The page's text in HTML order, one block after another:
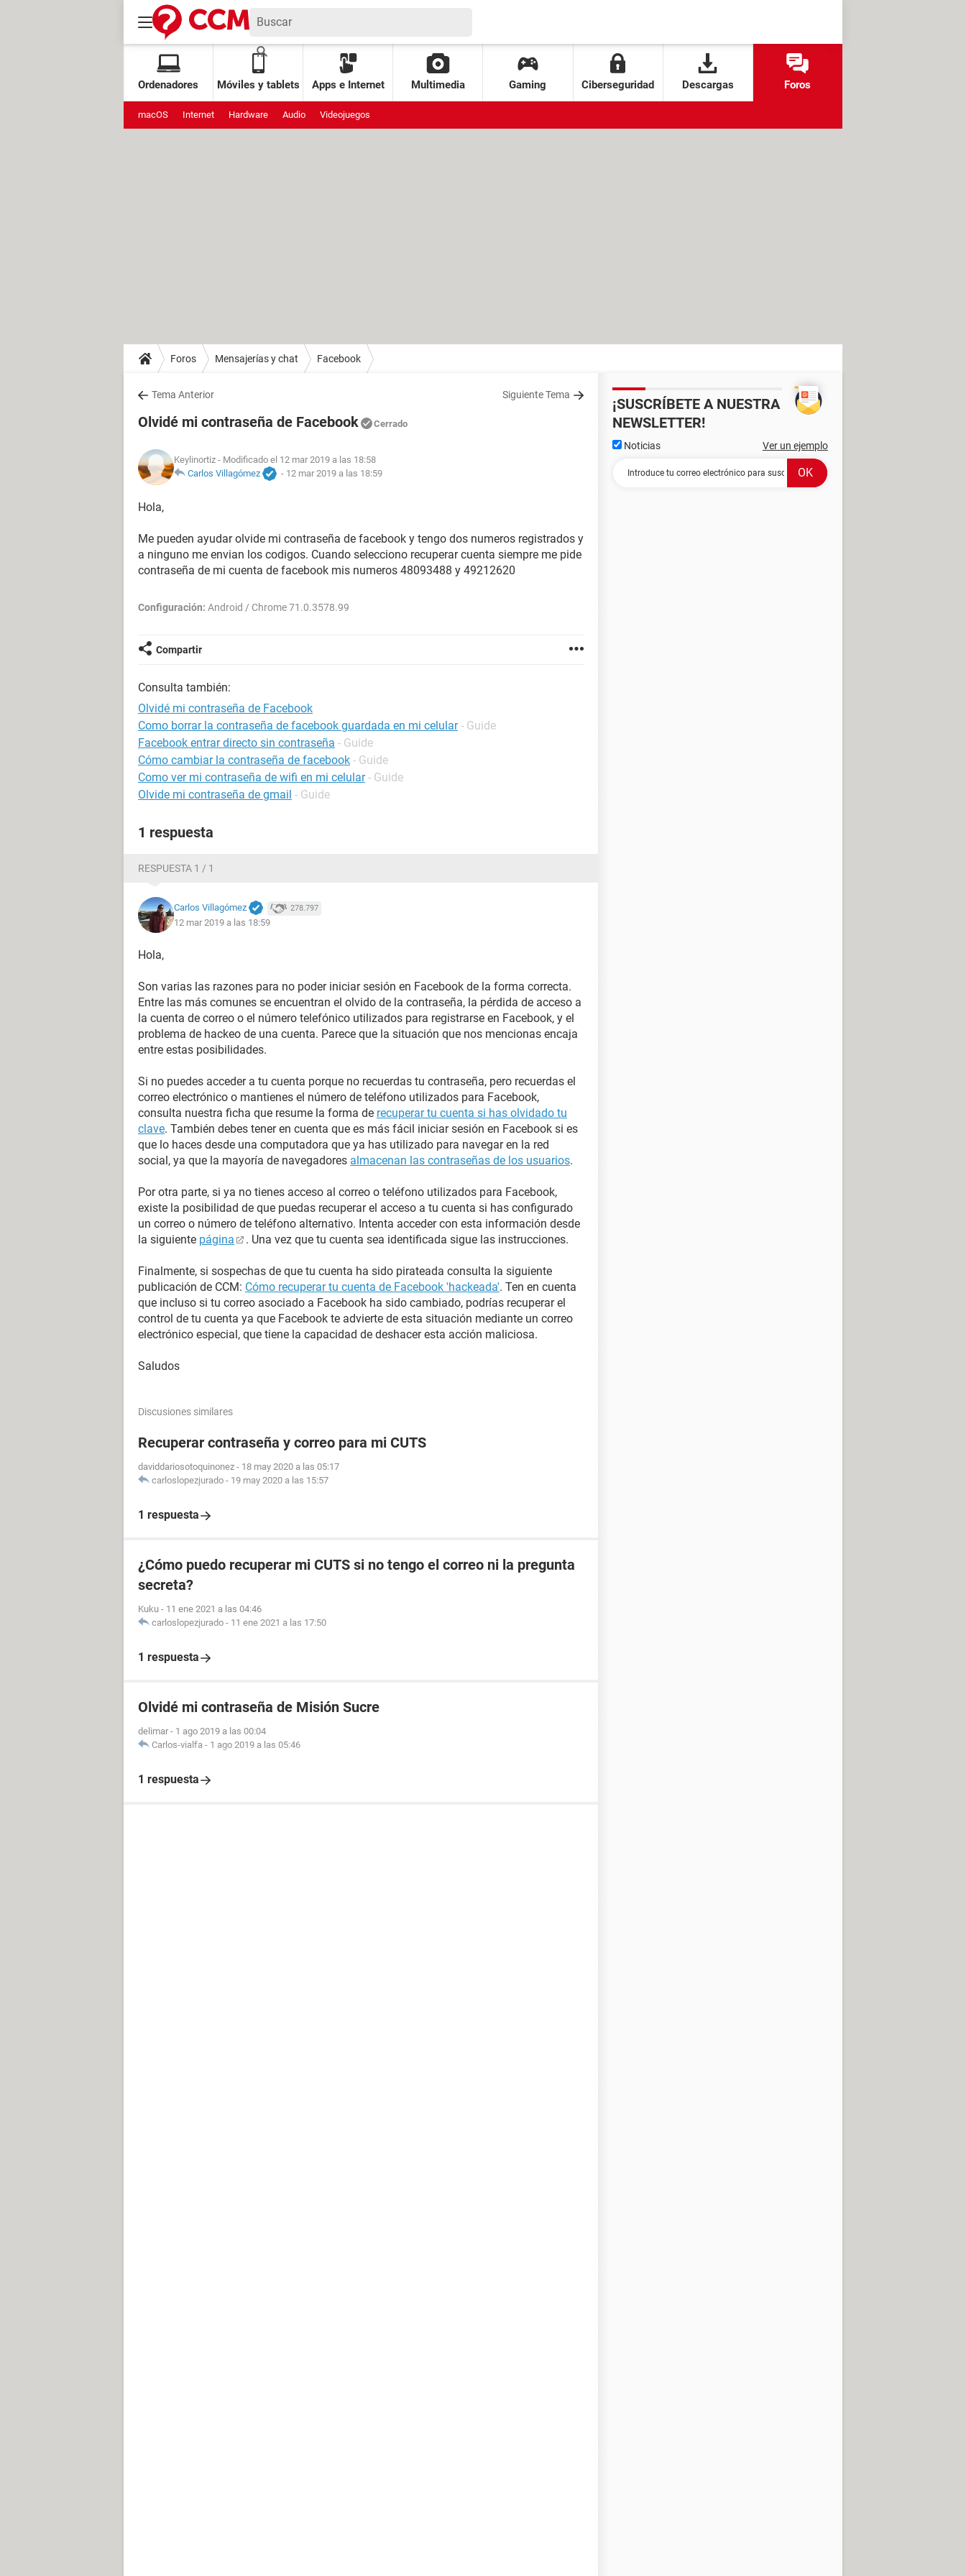
Ordenadores Móviles y tablets Apps e Internet Multimedia Gaming Ciberseguridad Descargas Foros
macOS Internet Hardware Audio Videojuegos
Foros Mensajerías y chat Facebook
Tema Anterior Siguiente Tema
Olvidé mi contraseña de Facebook Cerrado
Keylinortiz - Modificado el 12 mar 2019 a las 18:58
Carlos Villagómez
- 12 mar 2019 a las 18:59
Hola,
Me pueden ayudar olvide mi contraseña de facebook y tengo dos numeros registrados y
a ninguno me envian los codigos. Cuando selecciono recuperar cuenta siempre me pide
contraseña de mi cuenta de facebook mis numeros 48093488 y 49212620
Configuración: Android / Chrome 71.0.3578.99
Compartir
Consulta también:
Olvidé mi contraseña de Facebook
Como borrar la contraseña de facebook guardada en mi celular - Guide
Facebook entrar directo sin contraseña - Guide
Cómo cambiar la contraseña de facebook - Guide
Como ver mi contraseña de wifi en mi celular - Guide
Olvide mi contraseña de gmail - Guide
1 respuesta
RESPUESTA 1 / 1
Carlos Villagómez 278.797
12 mar 2019 a las 18:59
Hola,
Son varias las razones para no poder iniciar sesión en Facebook de la forma correcta.
Entre las más comunes se encuentran el olvido de la contraseña, la pérdida de acceso a
la cuenta de correo o el número telefónico utilizados para registrarse en Facebook, y el
problema de hackeo de una cuenta. Parece que la situación que nos mencionas encaja
entre estas posibilidades.
Si no puedes acceder a tu cuenta porque no recuerdas tu contraseña, pero recuerdas el
correo electrónico o mantienes el número de teléfono utilizados para Facebook,
consulta nuestra ficha que resume la forma de recuperar tu cuenta si has olvidado tu
clave. También debes tener en cuenta que es más fácil iniciar sesión en Facebook si es
que lo haces desde una computadora que ya has utilizado para navegar en la red
social, ya que la mayoría de navegadores almacenan las contraseñas de los usuarios.
Por otra parte, si ya no tienes acceso al correo o teléfono utilizados para Facebook,
existe la posibilidad de que puedas recuperar el acceso a tu cuenta si has configurado
un correo o número de teléfono alternativo. Intenta acceder con esta información desde
la siguiente página . Una vez que tu cuenta sea identificada sigue las instrucciones.
Finalmente, si sospechas de que tu cuenta ha sido pirateada consulta la siguiente
publicación de CCM: Cómo recuperar tu cuenta de Facebook 'hackeada'. Ten en cuenta
que incluso si tu correo asociado a Facebook ha sido cambiado, podrías recuperar el
control de tu cuenta ya que Facebook te advierte de esta situación mediante un correo
electrónico especial, que tiene la capacidad de deshacer esta acción maliciosa.
Saludos
Discusiones similares
Recuperar contraseña y correo para mi CUTS
daviddariosotoquinonez - 18 may 2020 a las 05:17
carloslopezjurado - 19 may 2020 a las 15:57
1 respuesta
¿Cómo puedo recuperar mi CUTS si no tengo el correo ni la pregunta
secreta?
Kuku - 11 ene 2021 a las 04:46
carloslopezjurado - 11 ene 2021 a las 17:50
1 respuesta
Olvidé mi contraseña de Misión Sucre
delimar - 1 ago 2019 a las 00:04
Carlos-vialfa - 1 ago 2019 a las 05:46
1 respuesta
¡SUSCRÍBETE A NUESTRA
NEWSLETTER!
Noticias Ver un ejemplo